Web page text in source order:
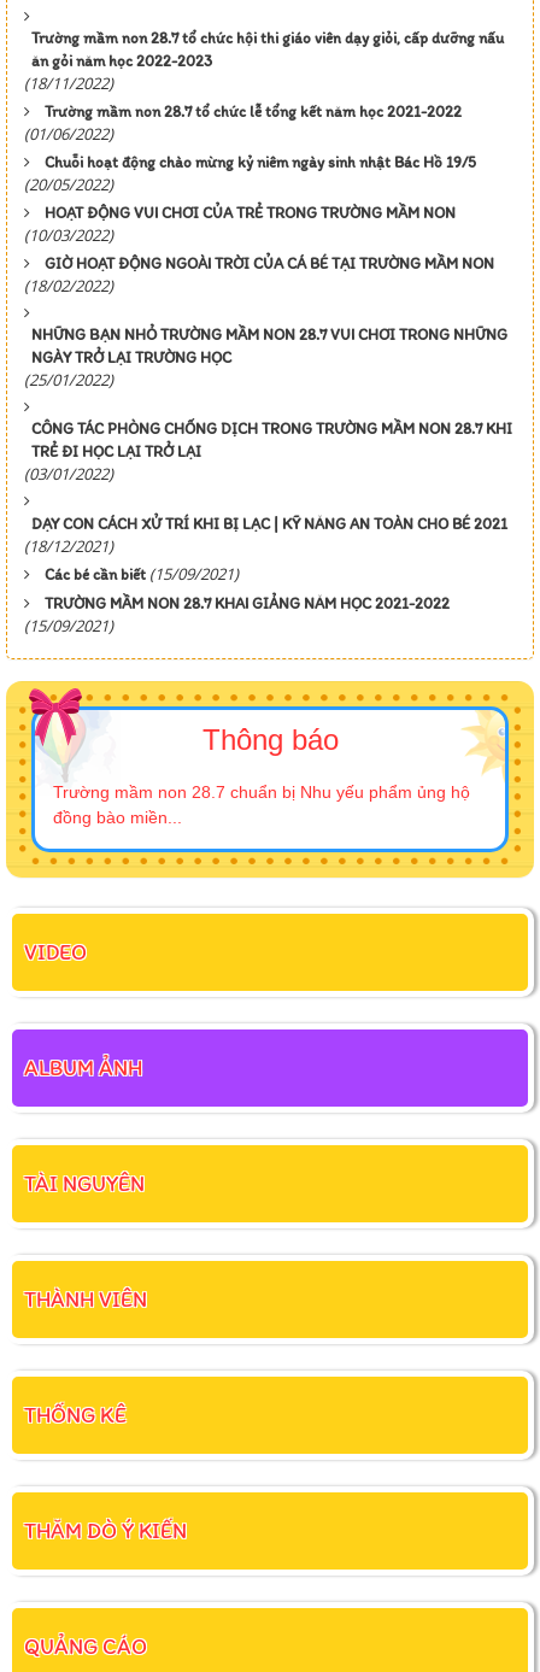
Trường mầm non 28.7 tổ chức hội thi giáo viên dạy giỏi, cấp dưỡng nấu
ăn gỏi năm học 2022-2023
(18/11/2022)
Trường mầm non 28.7 tổ chức lễ tổng kết năm học 2021-2022
(01/06/2022)
Chuỗi hoạt động chào mừng kỷ niêm ngày sinh nhật Bác Hồ 19/5
(20/05/2022)
HOẠT ĐỘNG VUI CHƠI CỦA TRẺ TRONG TRƯỜNG MẦM NON
(10/03/2022)
GIỜ HOẠT ĐỘNG NGOÀI TRỜI CỦA CÁ BÉ TẠI TRƯỜNG MẦM NON
(18/02/2022)
NHỮNG BẠN NHỎ TRƯỜNG MẦM NON 28.7 VUI CHƠI TRONG NHỮNG
NGÀY TRỞ LẠI TRƯỜNG HỌC
(25/01/2022)
CÔNG TÁC PHÒNG CHỐNG DỊCH TRONG TRƯỜNG MẦM NON 28.7 KHI
TRẺ ĐI HỌC LẠI TRỞ LẠI
(03/01/2022)
DẠY CON CÁCH XỬ TRÍ KHI BỊ LẠC | KỸ NĂNG AN TOÀN CHO BÉ 2021
(18/12/2021)
Các bé cần biết (15/09/2021)
TRƯỜNG MẦM NON 28.7 KHAI GIẢNG NĂM HỌC 2021-2022
(15/09/2021)
Thông báo
Trường mầm non 28.7 chuẩn bị Nhu yếu phẩm ủng hộ
đồng bào miền...
VIDEO
ALBUM ẢNH
TÀI NGUYÊN
THÀNH VIÊN
THỐNG KÊ
THĂM DÒ Ý KIẾN
QUẢNG CÁO